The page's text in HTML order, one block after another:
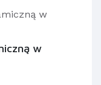
w